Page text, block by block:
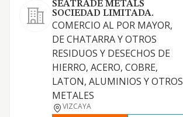
SEATRADE METALS
SOCIEDAD LIMITADA.
COMERCIO AL POR MAYOR,
DE CHATARRA Y OTROS
RESIDUOS Y DESECHOS DE
HIERRO, ACERO, COBRE,
LATON, ALUMINIOS Y OTROS
METALES
VIZCAYA